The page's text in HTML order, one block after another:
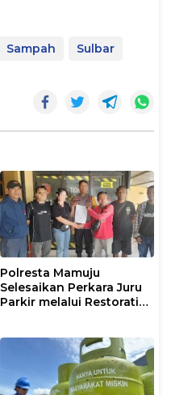
Sampah Sulbar
Polresta Mamuju
Selesaikan Perkara Juru
Parkir melalui Restorative